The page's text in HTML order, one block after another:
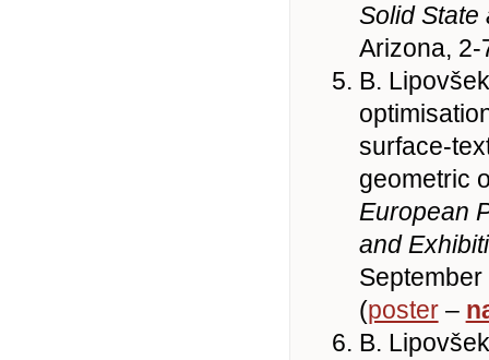
Solid State
Arizona,
B.
surface-
geometric
European
and
(poster–
B.